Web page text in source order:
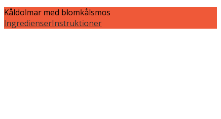
Kåldolmar med blomkålsmos
IngredienserInstruktioner